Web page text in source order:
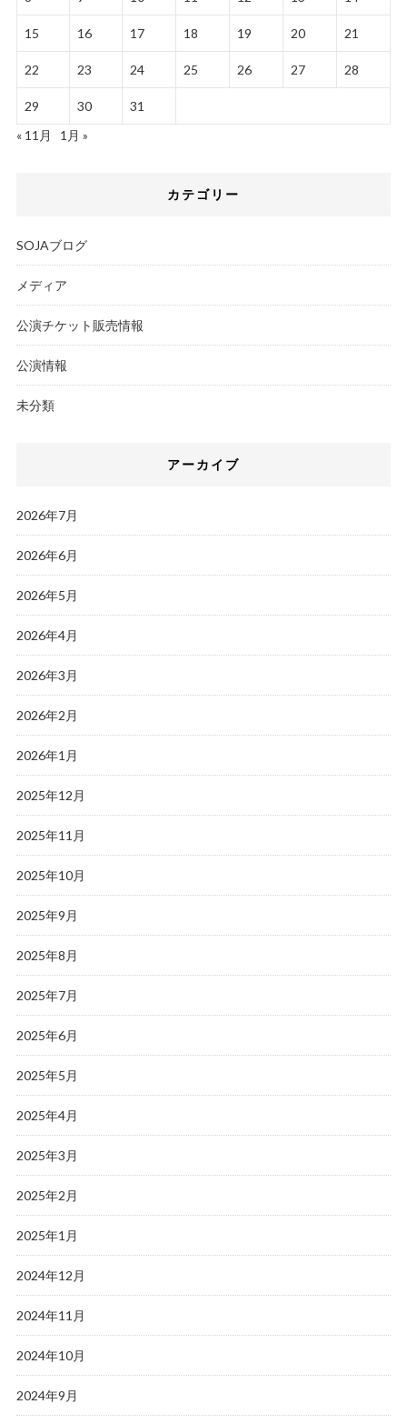
15 16 17 18 19 20 21
22 23 24 25 26 27 28
29 30
31
« 11月
1月 »
カテゴリー
SOJAブログ
メディア
公演チケット販売情報
公演情報
未分類
アーカイブ
2026年7月
2026年6月
2026年5月
2026年4月
2026年3月
2026年2月
2026年1月
2025年12月
2025年11月
2025年10月
2025年9月
2025年8月
2025年7月
2025年6月
2025年5月
2025年4月
2025年3月
2025年2月
2025年1月
2024年12月
2024年11月
2024年10月
2024年9月